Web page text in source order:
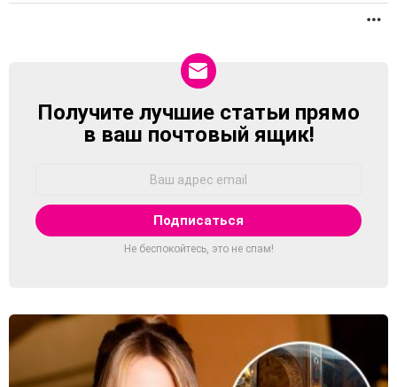
NEWSLETTER
Получите лучшие статьи прямо
в ваш почтовый ящик!
Не беспокойтесь, это не спам!